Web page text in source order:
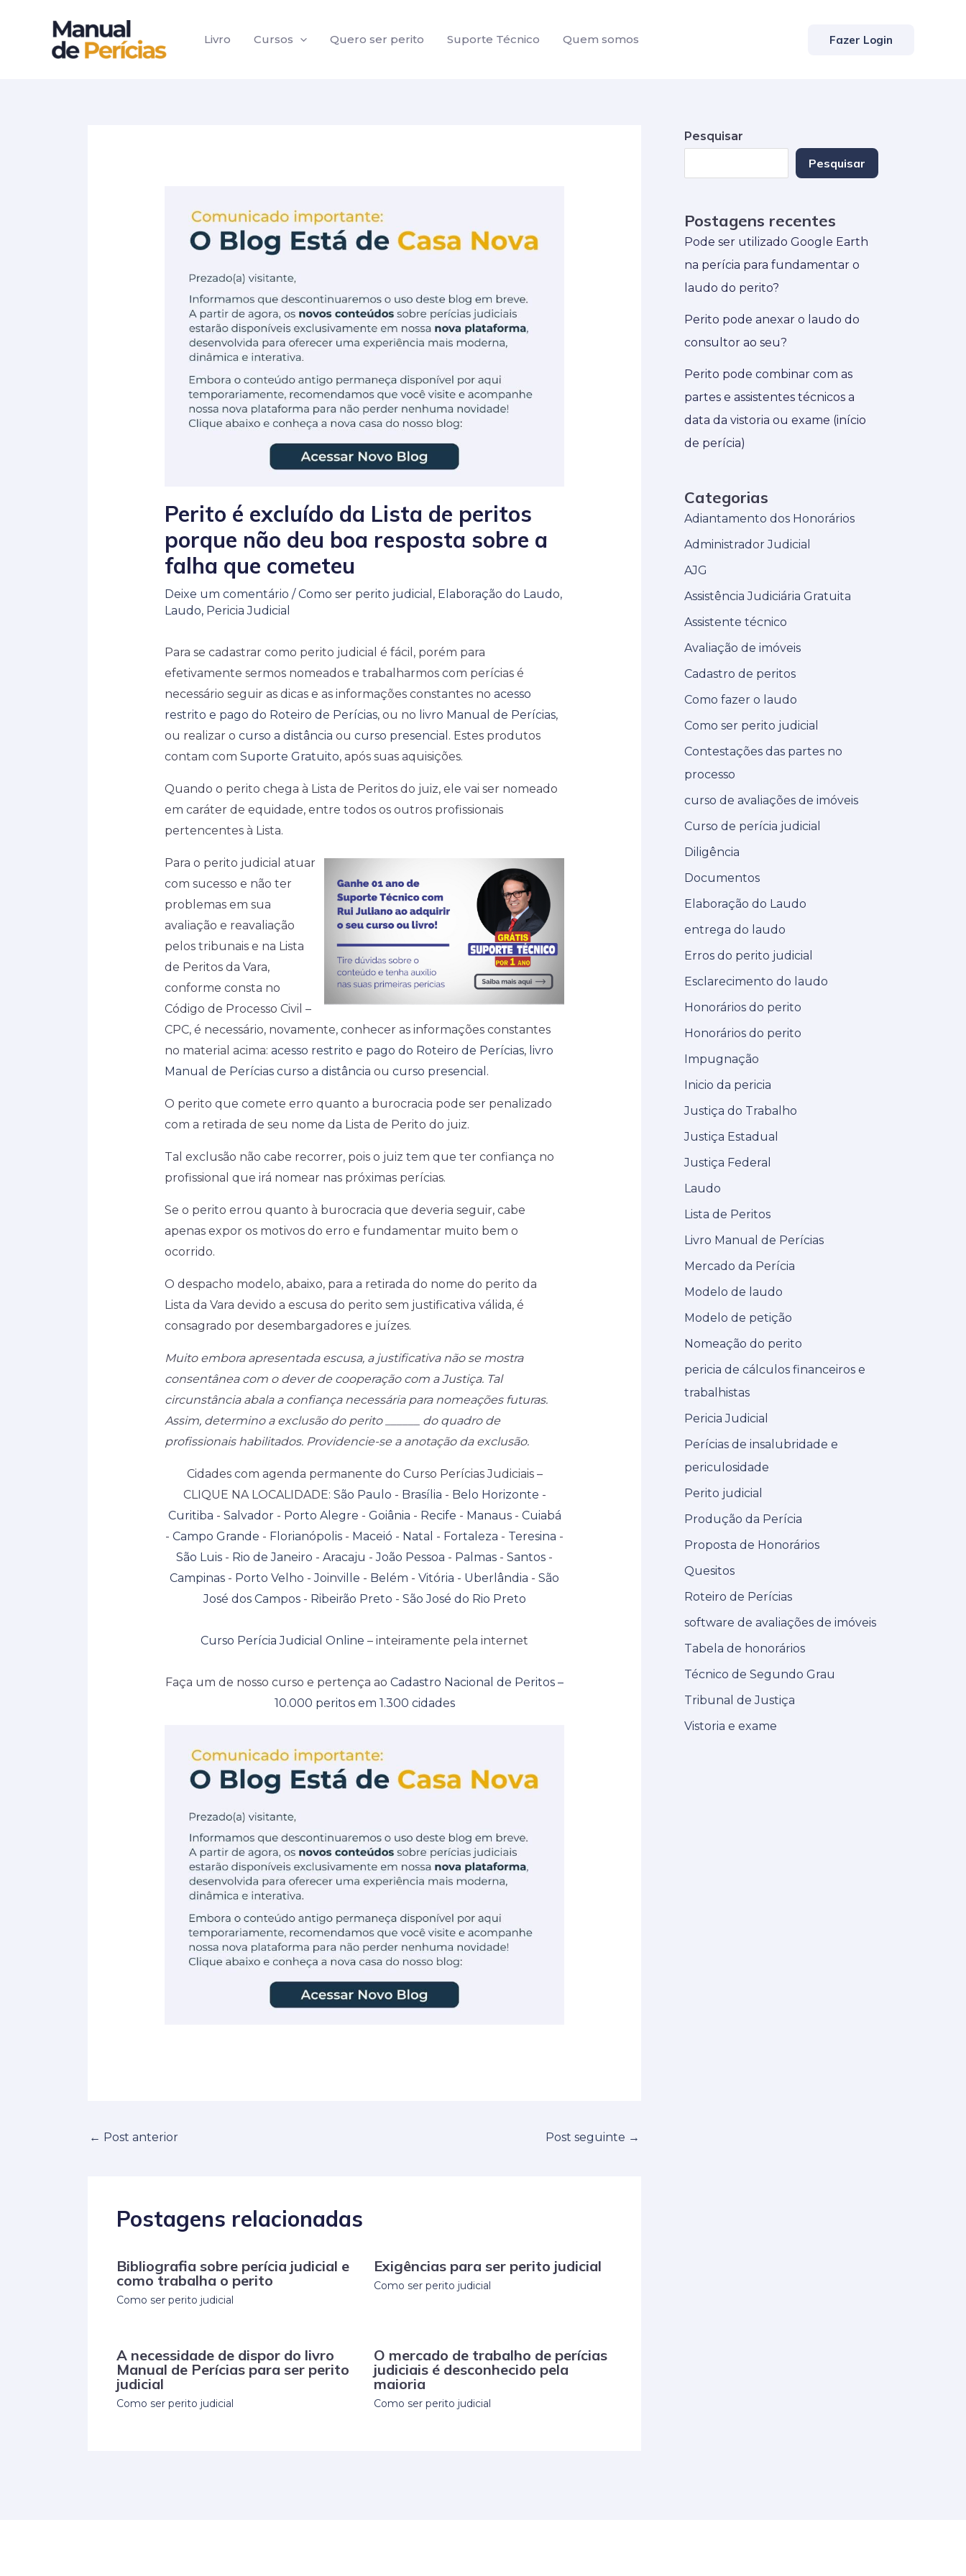
Livro Cursos Quero ser perito Suporte Técnico Quem somos Fazer Login
Perito é excluído da Lista de peritos
porque não deu boa resposta sobre a
falha que cometeu
Deixe um comentário /Como ser perito judicial , Elaboração do Laudo,
Laudo, Pericia Judicial
Para se cadastrar como perito judicial é fácil, porém para
efetivamente sermos nomeados e trabalharmos com perícias é
necessário seguir as dicas e as informações constantes no acesso
restrito e pago do Roteiro de Perícias, ou no livro Manual de Perícias,
ou realizar o curso a distância ou curso presencial . Estes produtos
contam com Suporte Gratuito, após suas aquisições.
Quando o perito chega à Lista de Peritos do juiz, ele vai ser nomeado
em caráter de equidade, entre todos os outros profissionais
pertencentes à Lista.
Para o perito judicial atuar
com sucesso e não ter
problemas em sua
avaliação e reavaliação
pelos tribunais e na Lista
de Peritos da Vara,
conforme consta no
Código de Processo Civil –
CPC, é necessário, novamente, conhecer as informações constantes
no material acima: acesso restrito e pago do Roteiro de Perícias, livro
Manual de Perícias curso a distância ou curso presencial .
O perito que comete erro quanto a burocracia pode ser penalizado
com a retirada de seu nome da Lista de Perito do juiz.
Tal exclusão não cabe recorrer, pois o juiz tem que ter confiança no
profissional que irá nomear nas próximas perícias.
Se o perito errou quanto à burocracia que deveria seguir, cabe
apenas expor os motivos do erro e fundamentar muito bem o
ocorrido.
O despacho modelo, abaixo, para a retirada do nome do perito da
Lista da Vara devido a escusa do perito sem justificativa válida, é
consagrado por desembargadores e juízes.
Muito embora apresentada escusa, a justificativa não se mostra
consentânea com o dever de cooperação com a Justiça. Tal
circunstância abala a confiança necessária para nomeações futuras.
Assim, determino a exclusão do perito ______ do quadro de
profissionais habilitados. Providencie-se a anotação da exclusão.
Cidades com agenda permanente do Curso Perícias Judiciais –
CLIQUE NA LOCALIDADE: São Paulo - Brasília - Belo Horizonte -
Curitiba - Salvador- Porto Alegre - Goiânia - Recife - Manaus- Cuiabá
- Campo Grande - Florianópolis - Maceió - Natal - Fortaleza - Teresina -
São Luis - Rio de Janeiro - Aracaju -João Pessoa - Palmas - Santos -
Campinas - Porto Velho -Joinville - Belém - Vitória - Uberlândia - São
José dos Campos- Ribeirão Preto - São José do Rio Preto
Curso Perícia Judicial Online – inteiramente pela internet
Faça um de nosso curso e pertença ao Cadastro Nacional de Peritos –
10.000 peritos em 1.300 cidades
navigation
← Post anterior Post seguinte →
Postagens relacionadas
Bibliografia sobre perícia judicial e
como trabalha o perito
Como ser perito judicial
Exigências para ser perito judicial
Como ser perito judicial
A necessidade de dispor do livro
Manual de Perícias para ser perito
judicial
Como ser perito judicial
O mercado de trabalho de perícias
judiciais é desconhecido pela
maioria
Como ser perito judicial
Pesquisar
Pesquisar
Postagens recentes
Pode ser utilizado Google Earth
na perícia para fundamentar o
laudo do perito?
Perito pode anexar o laudo do
consultor ao seu?
Perito pode combinar com as
partes e assistentes técnicos a
data da vistoria ou exame (início
de perícia)
Categorias
Adiantamento dos Honorários
Administrador Judicial
AJG
Assistência Judiciária Gratuita
Assistente técnico
Avaliação de imóveis
Cadastro de peritos
Como fazer o laudo
Como ser perito judicial
Contestações das partes no
processo
curso de avaliações de imóveis
Curso de perícia judicial
Diligência
Documentos
Elaboração do Laudo
entrega do laudo
Erros do perito judicial
Esclarecimento do laudo
Honorários do perito
Honorários do perito
Impugnação
Inicio da pericia
Justiça do Trabalho
Justiça Estadual
Justiça Federal
Laudo
Lista de Peritos
Livro Manual de Perícias
Mercado da Perícia
Modelo de laudo
Modelo de petição
Nomeação do perito
pericia de cálculos financeiros e
trabalhistas
Pericia Judicial
Perícias de insalubridade e
periculosidade
Perito judicial
Produção da Perícia
Proposta de Honorários
Quesitos
Roteiro de Perícias
software de avaliações de imóveis
Tabela de honorários
Técnico de Segundo Grau
Tribunal de Justiça
Vistoria e exame